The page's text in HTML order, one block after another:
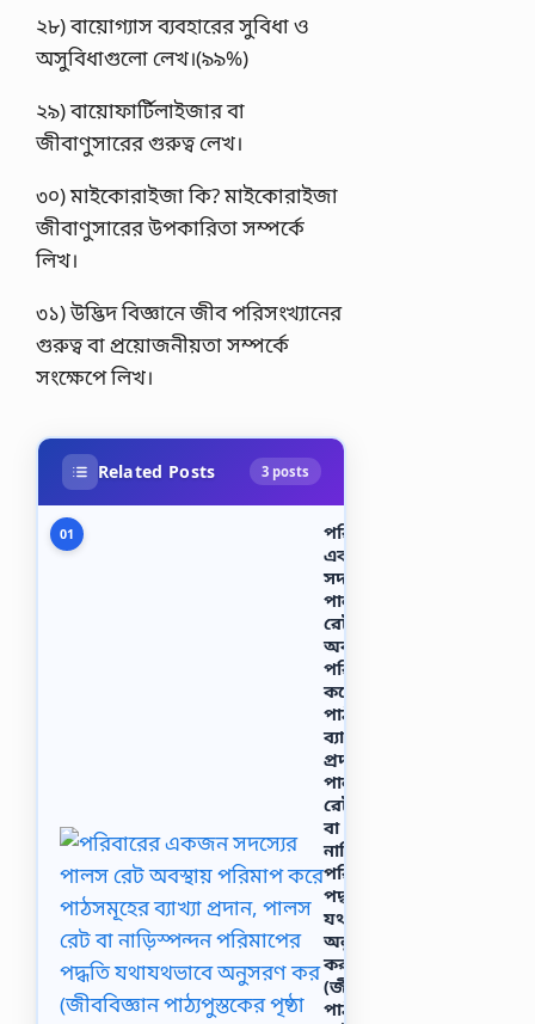
২৮) বায়ােগ্যাস ব্যবহারের সুবিধা ও
অসুবিধাগুলাে লেখ।(৯৯%)
২৯) বায়ােফার্টিলাইজার বা
জীবাণুসারের গুরুত্ব লেখ।
৩০) মাইকোরাইজা কি? মাইকোরাইজা
জীবাণুসারের উপকারিতা সম্পর্কে
লিখ।
৩১) উদ্ভিদ বিজ্ঞানে জীব পরিসংখ্যানের
গুরুত্ব বা প্রয়ােজনীয়তা সম্পর্কে
সংক্ষেপে লিখ।
Related Posts 3 posts
01
পরিবারের
একজন
সদস্যের
পালস
রেট
অবস্থায়
পরিমাপ
করে
পাঠসমূহের
ব্যাখ্যা
প্রদান,
পালস
রেট
বা
নাড়িস্পন্দন
পরিমাপের
পদ্ধতি
যথাযথভাবে
অনুসরণ
কর
(জীববিজ্ঞান
পাঠ্যপুস্তকের